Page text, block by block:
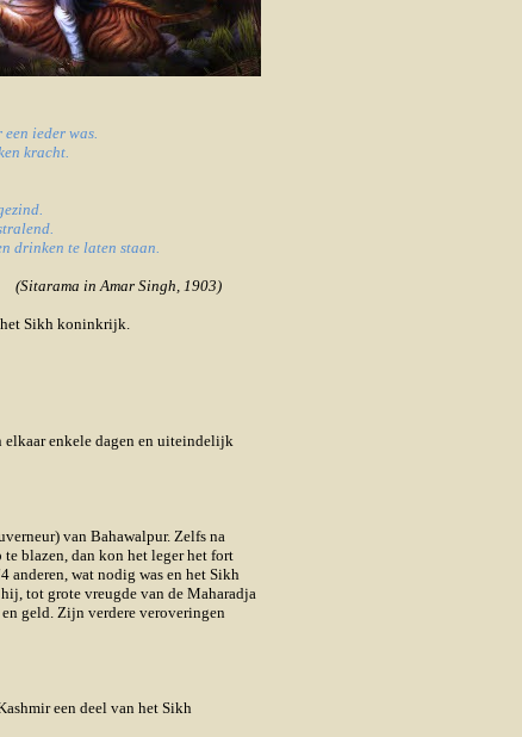
ieder was.
kracht.
drinken te laten staan.
(Sitarama in Amar Singh, 1903)
het Sikh koninkrijk.
elkaar enkele dagen en uiteindelijk
van Bahawalpur. Zelfs na
blazen, dan kon het leger het fort
anderen, wat nodig was en het Sikh
tot grote vreugde van de Maharadja
geld. Zijn verdere veroveringen
een deel van het Sikh